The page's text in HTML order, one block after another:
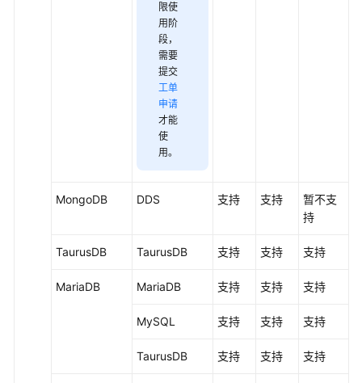
限使
用阶
段，
需要
提交
工单
申请
才能
使
用。
MongoDB DDS 支持 支持
暂不支
持
TaurusDB TaurusDB 支持 支持 支持
MariaDB MariaDB 支持 支持 支持
MySQL 支持 支持 支持
TaurusDB 支持 支持 支持